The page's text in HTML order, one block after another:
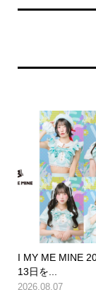
I MY ME MINE
13日を...
2026.08.07